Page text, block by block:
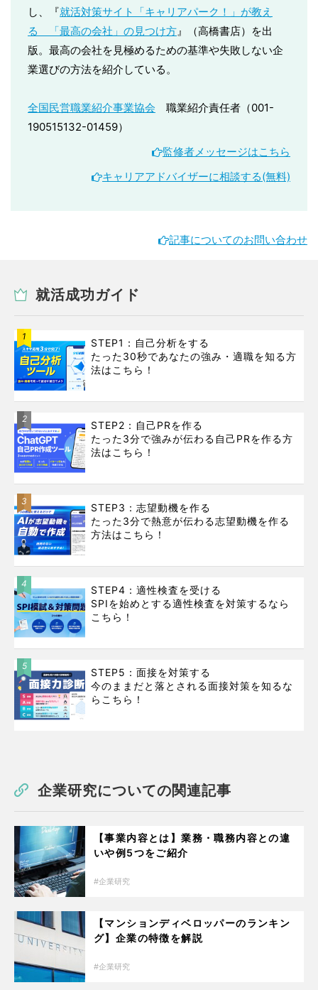
し、『就活対策サイト「キャリアパーク！」が教え
る 「最高の会社」の見つけ方 』（高橋書店）を出
版。最高の会社を見極めるための基準や失敗しない企
業選びの方法を紹介している。
全国民営職業紹介事業協会 職業紹介責任者（001-
190515132-01459）
監修者メッセージはこちら
キャリアアドバイザーに相談する(無料)
記事についてのお問い合わせ
就活成功ガイド
1
STEP1：自己分析をする
たった30秒であなたの強み・適職を知る方
法はこちら！
2
STEP2：自己PRを作る
たった3分で強みが伝わる自己PRを作る方
法はこちら！
3
STEP3：志望動機を作る
たった3分で熱意が伝わる志望動機を作る
方法はこちら！
4
STEP4：適性検査を受ける
SPIを始めとする適性検査を対策するなら
こちら！
5
STEP5：面接を対策する
今のままだと落とされる面接対策を知るな
らこちら！
企業研究についての関連記事
【事業内容とは】業務・職務内容との違
いや例5つをご紹介
企業研究
【マンションディベロッパーのランキン
グ】企業の特徴を解説
企業研究